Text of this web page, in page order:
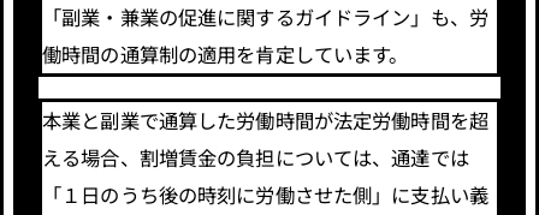
「副業・兼業の促進に関するガイドライン」も、労
働時間の通算制の適用を肯定しています。
本業と副業で通算した労働時間が法定労働時間を超
える場合、割増賃金の負担については、通達では
「１日のうち後の時刻に労働させた側」に支払い義